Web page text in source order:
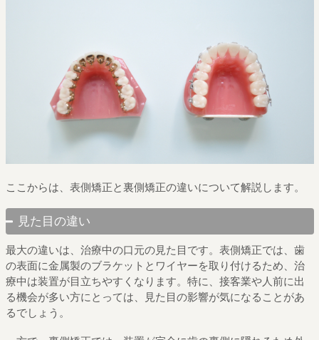
ここからは、表側矯正と裏側矯正の違いについて解説します。
見た目の違い
最大の違いは、治療中の口元の見た目です。表側矯正では、歯
の表面に金属製のブラケットとワイヤーを取り付けるため、治
療中は装置が目立ちやすくなります。特に、接客業や人前に出
る機会が多い方にとっては、見た目の影響が気になることがあ
るでしょう。